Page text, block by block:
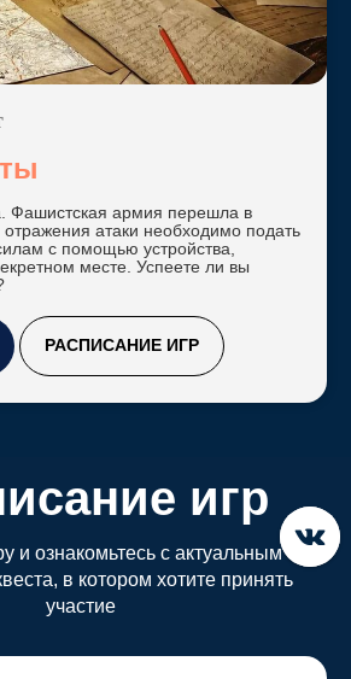
Фашистская армия перешла в
атаки необходимо подать
с помощью устройства,
месте. Успеете ли вы
РАСПИСАНИЕ ИГР
игр
и ознакомьтесь с актуальным
в котором хотите принять
участие
-
О насКонтакты
2
Амнезия
Штаб-квартира кгб